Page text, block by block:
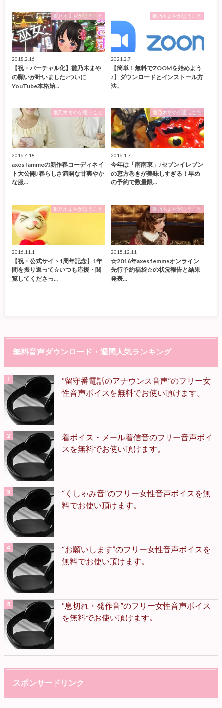
雛乃木まやが思うこと
2018.2.16
【祝・バーチャル化】雛乃木まや
の願いが叶いました♪ついに
YouTube本格始…
雛乃木まやが思うこと
2021.2.7
【簡単！無料でZOOMを始めよう
♪】ダウンロードとインストール方
法。
雛乃木まやが思うこと
2016.4.18
axes fammeの新作春コーディネイ
ト大公開♪春らしさ満開な甘爽やか
な服…
雛乃木まやが思うこと
2016.1.7
今年は「南南東」♪セブンイレブン
の恵方巻きが美味しすぎる！早め
の予約で数量限…
雛乃木まやが思うこと
2016.11.1
【祝・公式サイト1周年記念】1年
間を振り返って☆いつも応援・閲
覧してくださっ…
雛乃木まやが思うこと
2015.12.11
☆2016年axes femmeオンライン
先行予約福袋☆の状況報告と結果
発表…
無料音声ダウンロード・週間人気ランキング
“留守番電話のアナウンス音声”のフリー女
性音声ボイスを無料でお使い頂けます。
着ボイス・メール着信音のフリー音声ボイ
スを無料でお使い頂けます。
“くしゃみ音”のフリー女性音声ボイスを無
料でお使い頂けます。
“お願いします”のフリー女性音声ボイスを
無料でお使い頂けます。
“息切れ・発作音”のフリー女性音声ボイス
を無料でお使い頂けます。
スポンサードリンク